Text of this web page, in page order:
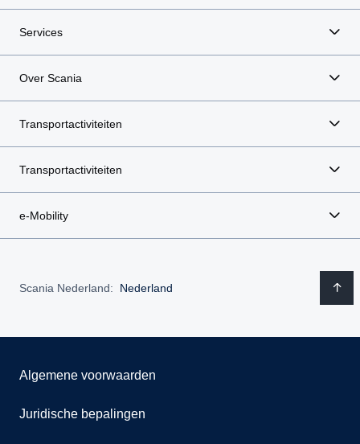
Services
Over Scania
Transportactiviteiten
Transportactiviteiten
e-Mobility
Scania Nederland: Nederland
Algemene voorwaarden
Juridische bepalingen